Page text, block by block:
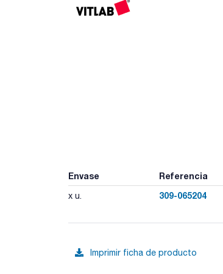
Envase Referencia
x u. 309-065204
Imprimir ficha de producto